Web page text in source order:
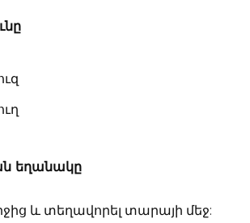
եղանակը
և տեղավորել տարայի մեջ: